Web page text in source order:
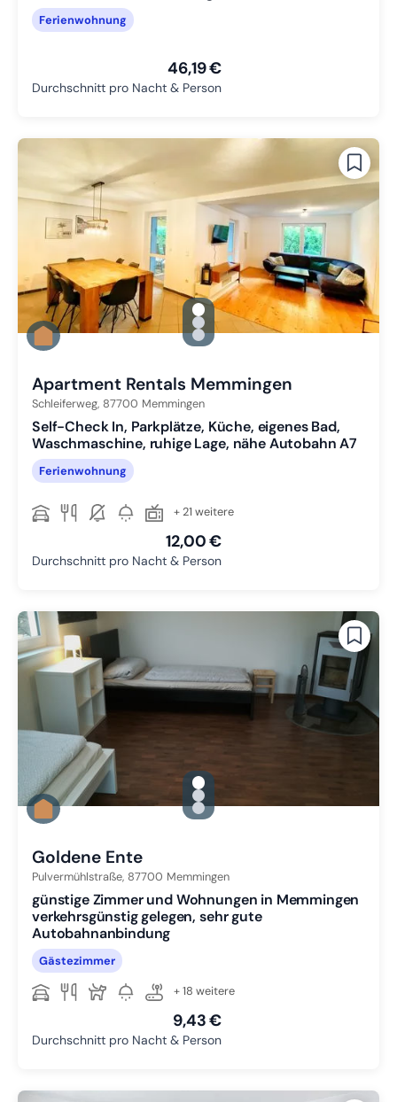
Ferienwohnung
46,19 €
Durchschnitt pro Nacht & Person
gallery.slide_selector
Zu Slide 1 wechseln
Zu Slide 2 wechseln
Zu Slide 3 wechseln
Apartment Rentals Memmingen
Schleiferweg, 87700 Memmingen
Self-Check In, Parkplätze, Küche, eigenes Bad,
Waschmaschine, ruhige Lage, nähe Autobahn A7
Ferienwohnung
+ 21 weitere
12,00 €
Durchschnitt pro Nacht & Person
gallery.slide_selector
Zu Slide 1 wechseln
Zu Slide 2 wechseln
Zu Slide 3 wechseln
Goldene Ente
Pulvermühlstraße, 87700 Memmingen
günstige Zimmer und Wohnungen in Memmingen
verkehrsgünstig gelegen, sehr gute
Autobahnanbindung
Gästezimmer
+ 18 weitere
9,43 €
Durchschnitt pro Nacht & Person